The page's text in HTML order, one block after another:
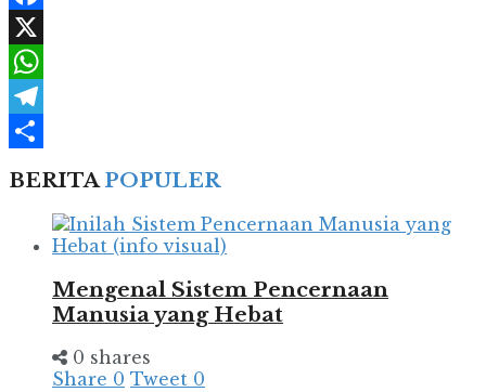
Facebook
X
WhatsApp
Telegram
BERITAPOPULER
Mengenal Sistem Pencernaan
Manusia yang Hebat
0 shares
Share 0 Tweet 0